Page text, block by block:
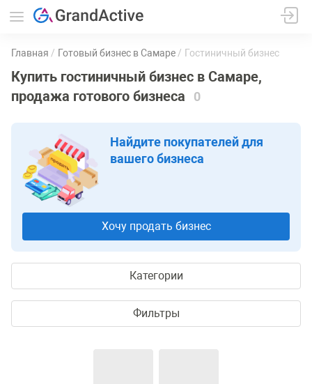
Главная Готовый бизнес в Самаре Гостиничный бизнес
Купить гостиничный бизнес в Самаре,
продажа готового бизнеса
0
Найдите покупателей для
вашего бизнеса
Хочу продать бизнес
Категории
Фильтры